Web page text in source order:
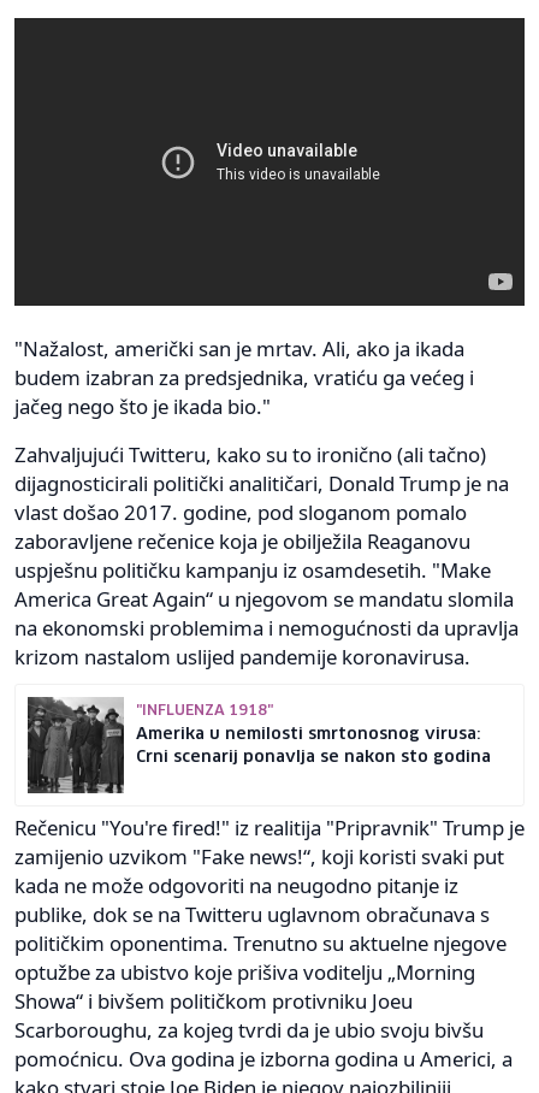
"Nažalost, američki san je mrtav. Ali, ako ja ikada
budem izabran za predsjednika, vratiću ga većeg i
jačeg nego što je ikada bio."
Zahvaljujući Twitteru, kako su to ironično (ali tačno)
dijagnosticirali politički analitičari, Donald Trump je na
vlast došao 2017. godine, pod sloganom pomalo
zaboravljene rečenice koja je obilježila Reaganovu
uspješnu političku kampanju iz osamdesetih. "Make
America Great Again“ u njegovom se mandatu slomila
na ekonomski problemima i nemogućnosti da upravlja
krizom nastalom uslijed pandemije koronavirusa.
"INFLUENZA 1918"
Amerika u nemilosti smrtonosnog virusa:
Crni scenarij ponavlja se nakon sto godina
Rečenicu "You're fired!" iz realitija "Pripravnik" Trump je
zamijenio uzvikom "Fake news!“, koji koristi svaki put
kada ne može odgovoriti na neugodno pitanje iz
publike, dok se na Twitteru uglavnom obračunava s
političkim oponentima. Trenutno su aktuelne njegove
optužbe za ubistvo koje prišiva voditelju „Morning
Showa“ i bivšem političkom protivniku Joeu
Scarboroughu, za kojeg tvrdi da je ubio svoju bivšu
pomoćnicu. Ova godina je izborna godina u Americi, a
kako stvari stoje Joe Biden je njegov najozbiljniji